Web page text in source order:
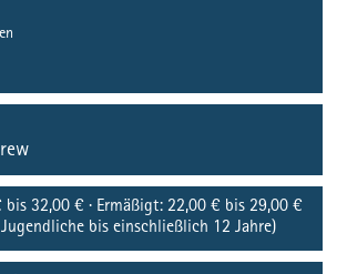
bis 32,00 € · Ermäßigt: 22,00 € bis 29,00 €
bis einschließlich 12 Jahre)